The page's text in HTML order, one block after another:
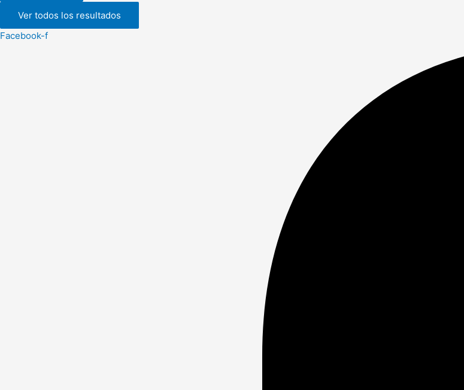
Ver todos los resultados
Facebook-f